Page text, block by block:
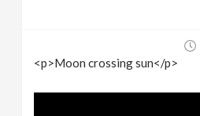
<p>Moon crossing sun</p>